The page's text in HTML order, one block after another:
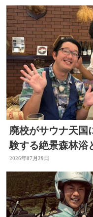
廃校がサウナ天国
験する絶景森林浴
2026年07月29日